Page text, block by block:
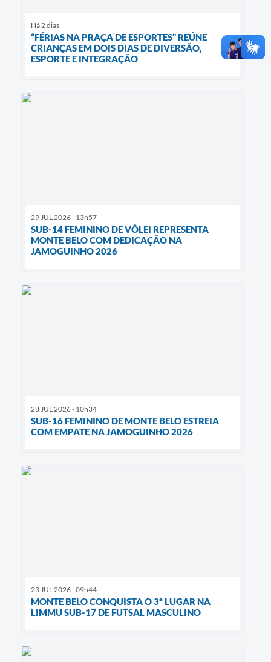
Há 2 dias
“FÉRIAS NA PRAÇA DE ESPORTES” REÚNE
CRIANÇAS EM DOIS DIAS DE DIVERSÃO,
ESPORTE E INTEGRAÇÃO
29 JUL 2026 - 13h57
SUB-14 FEMININO DE VÔLEI REPRESENTA
MONTE BELO COM DEDICAÇÃO NA
JAMOGUINHO 2026
28 JUL 2026 - 10h34
SUB-16 FEMININO DE MONTE BELO ESTREIA
COM EMPATE NA JAMOGUINHO 2026
23 JUL 2026 - 09h44
MONTE BELO CONQUISTA O 3º LUGAR NA
LIMMU SUB-17 DE FUTSAL MASCULINO